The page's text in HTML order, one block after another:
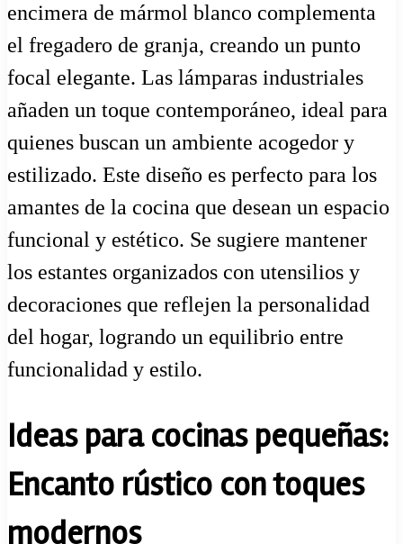
encimera de mármol blanco complementa
el fregadero de granja, creando un punto
focal elegante. Las lámparas industriales
añaden un toque contemporáneo, ideal para
quienes buscan un ambiente acogedor y
estilizado. Este diseño es perfecto para los
amantes de la cocina que desean un espacio
funcional y estético. Se sugiere mantener
los estantes organizados con utensilios y
decoraciones que reflejen la personalidad
del hogar, logrando un equilibrio entre
funcionalidad y estilo.
Ideas para cocinas pequeñas:
Encanto rústico con toques
modernos